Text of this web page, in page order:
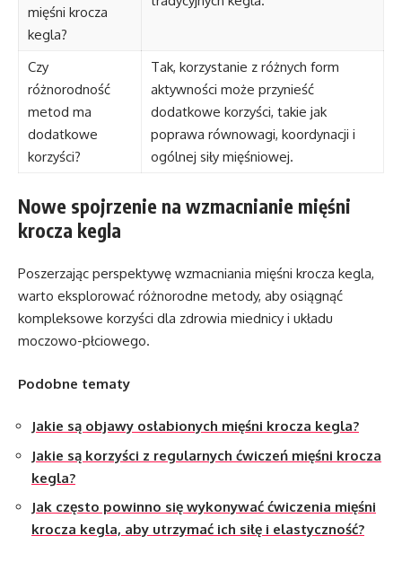
mięśni krocza
kegla?
Czy
różnorodność
metod ma
dodatkowe
korzyści?
Tak, korzystanie z różnych form
aktywności może przynieść
dodatkowe korzyści, takie jak
poprawa równowagi, koordynacji i
ogólnej siły mięśniowej.
Nowe spojrzenie na wzmacnianie mięśni
krocza kegla
Poszerzając perspektywę wzmacniania mięśni krocza kegla,
warto eksplorować różnorodne metody, aby osiągnąć
kompleksowe korzyści dla zdrowia miednicy i układu
moczowo-płciowego.
Podobne tematy
Jakie są objawy osłabionych mięśni krocza kegla?
Jakie są korzyści z regularnych ćwiczeń mięśni krocza
kegla?
Jak często powinno się wykonywać ćwiczenia mięśni
krocza kegla, aby utrzymać ich siłę i elastyczność?